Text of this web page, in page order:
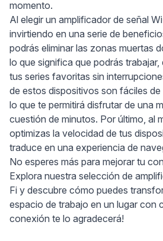
momento.
Al elegir un amplificador de señal
invirtiendo en una serie de
podrás eliminar las zonas muertas
lo que significa que podrás
tus series favoritas sin
de estos dispositivos son fáciles
lo que te permitirá disfrutar de una
cuestión de minutos. Por último, al
optimizas la velocidad de tus
traduce en una experiencia de
No esperes más para mejorar tu
Explora nuestra selección de
Fi y descubre cómo puedes
espacio de trabajo en un lugar con
conexión te lo agradecerá!